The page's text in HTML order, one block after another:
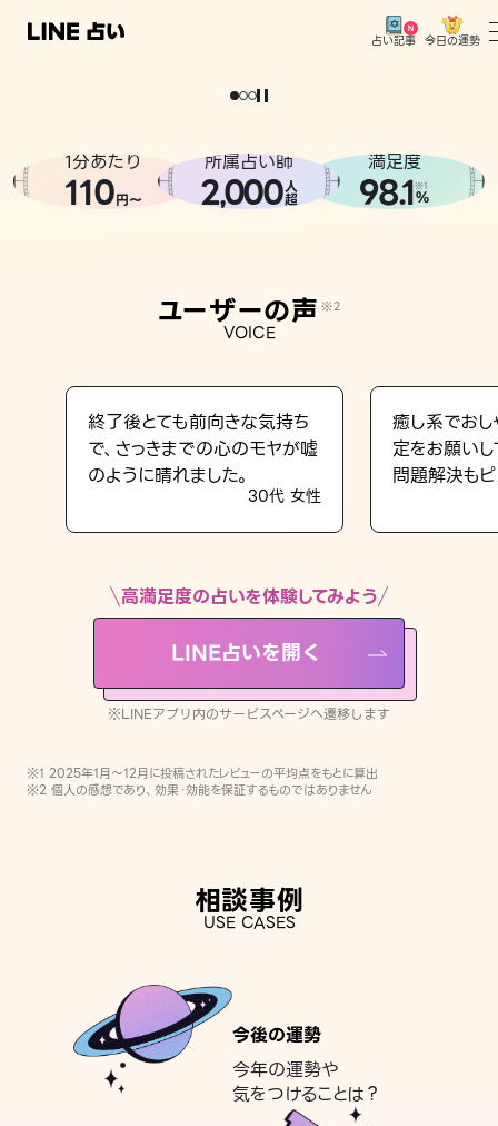
占い記事 今日の運勢
相談事例
LINE占いを開く
※LINEアプリ内のサービスページへ遷移します
どうせなら
。
1分あたり
110円〜
所属占い師
2,000人
超
満足度
98.1※1
%
ユーザーの声 ※2
VOICE
終了後とても前向きな気持ち
で、さっきまでの心のモヤが嘘
のように晴れました。
30代 女性
癒し系でおし
定をお願い
問題解決もピ
高満足度の占いを体験してみよう
LINE占いを開く
※LINEアプリ内のサービスページへ遷移します
※1 2025年1月〜12月に投稿されたレビューの平均点をもとに算出
※2 個人の感想であり、効果・効能を保証するものではありません
相談事例
USE CASES
今後の運勢
今年の運勢や
気をつけることは？